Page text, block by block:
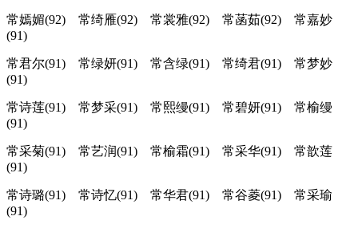
常嫣媚(92) 常绮雁(92) 常裳雅(92) 常菡茹(92) 常嘉妙
(91)
常君尔(91) 常绿妍(91) 常含绿(91) 常绮君(91) 常梦妙
(91)
常诗莲(91) 常梦采(91) 常熙缦(91) 常碧妍(91) 常榆缦
(91)
常采菊(91) 常艺润(91) 常榆霜(91) 常采华(91) 常歆莲
(91)
常诗璐(91) 常诗忆(91) 常华君(91) 常谷菱(91) 常采瑜
(91)